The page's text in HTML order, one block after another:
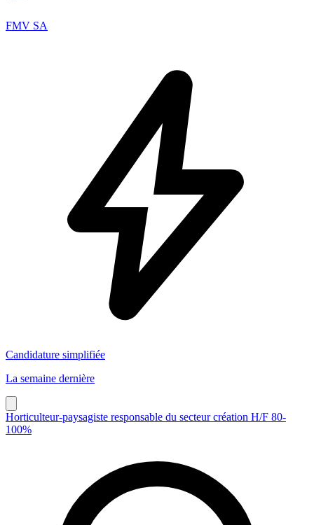
FMV SA
Candidature simplifiée
La semaine dernière
Horticulteur-paysagiste responsable du secteur création H/F 80-
100%